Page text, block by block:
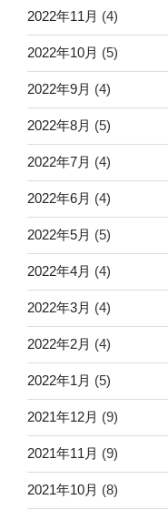
2022年11月 (4)
2022年10月 (5)
2022年9月 (4)
2022年8月 (5)
2022年7月 (4)
2022年6月 (4)
2022年5月 (5)
2022年4月 (4)
2022年3月 (4)
2022年2月 (4)
2022年1月 (5)
2021年12月 (9)
2021年11月 (9)
2021年10月 (8)